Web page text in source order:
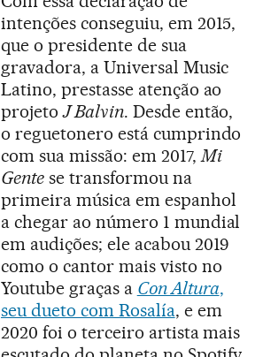
intenções conseguiu, em 2015,
que o presidente de sua
gravadora, a Universal Music
Latino, prestasse atenção ao
projetoJ Balvin. Desde então,
o reguetonero está cumprindo
com sua missão: em 2017, Mi
Gentese transformou na
primeira música em espanhol
a chegar ao número 1 mundial
em audições; ele acabou 2019
como o cantor mais visto no
Youtube graças a Con Altura,
seu dueto com Rosalía, e em
2020 foi o terceiro artista mais